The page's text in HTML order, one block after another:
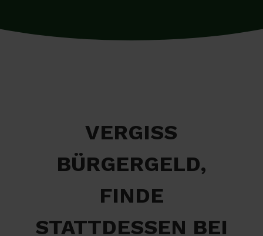
VERGISS
BÜRGERGELD,
FINDE
STATTDESSEN BEI